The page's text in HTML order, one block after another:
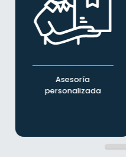
Asesoría
personalizada